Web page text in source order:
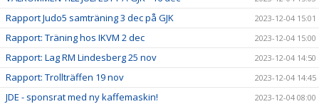
Rapport Judo5 samträning 3 dec på GJK 2023-12-04 15:01
Rapport: Träning hos IKVM 2 dec 2023-12-04 15:00
Rapport: Lag RM Lindesberg 25 nov 2023-12-04 14:50
Rapport: Trollträffen 19 nov 2023-12-04 14:45
JDE - sponsrat med ny kaffemaskin! 2023-12-04 08:00